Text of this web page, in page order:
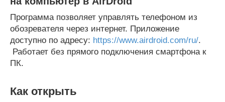
Программа позволяет управлять телефоном из
обозревателя через интернет. Приложение
доступно по адресу: https://www.airdroid.com/ru/.
Работает без прямого подключения смартфона к
ПК.
Как открыть